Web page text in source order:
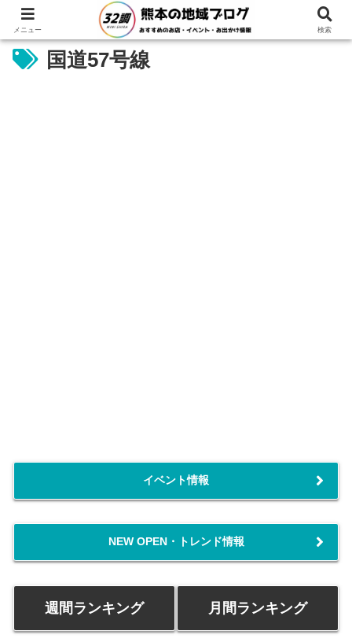
国道57号線
イベント情報
NEW OPEN・トレンド情報
週間ランキング 月間ランキング
メニュー 検索